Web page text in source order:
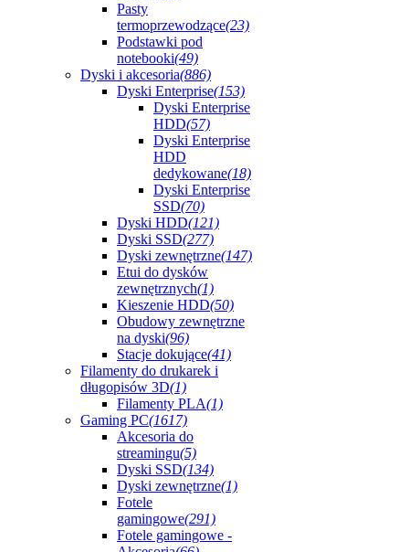
Pasty
termoprzewodzące(23)
Podstawki pod
notebooki(49)
Dyski i akcesoria(886)
Dyski Enterprise(153)
Dyski Enterprise
HDD(57)
Dyski Enterprise
HDD
dedykowane(18)
Dyski Enterprise
SSD(70)
Dyski HDD(121)
Dyski SSD(277)
Dyski zewnętrzne(147)
Etui do dysków
zewnętrznych(1)
Kieszenie HDD(50)
Obudowy zewnętrzne
na dyski(96)
Stacje dokujące(41)
Filamenty do drukarek i
długopisów 3D(1)
Filamenty PLA(1)
Gaming PC(1617)
Akcesoria do
streamingu(5)
Dyski SSD(134)
Dyski zewnętrzne(1)
Fotele
gamingowe(291)
Fotele gamingowe -